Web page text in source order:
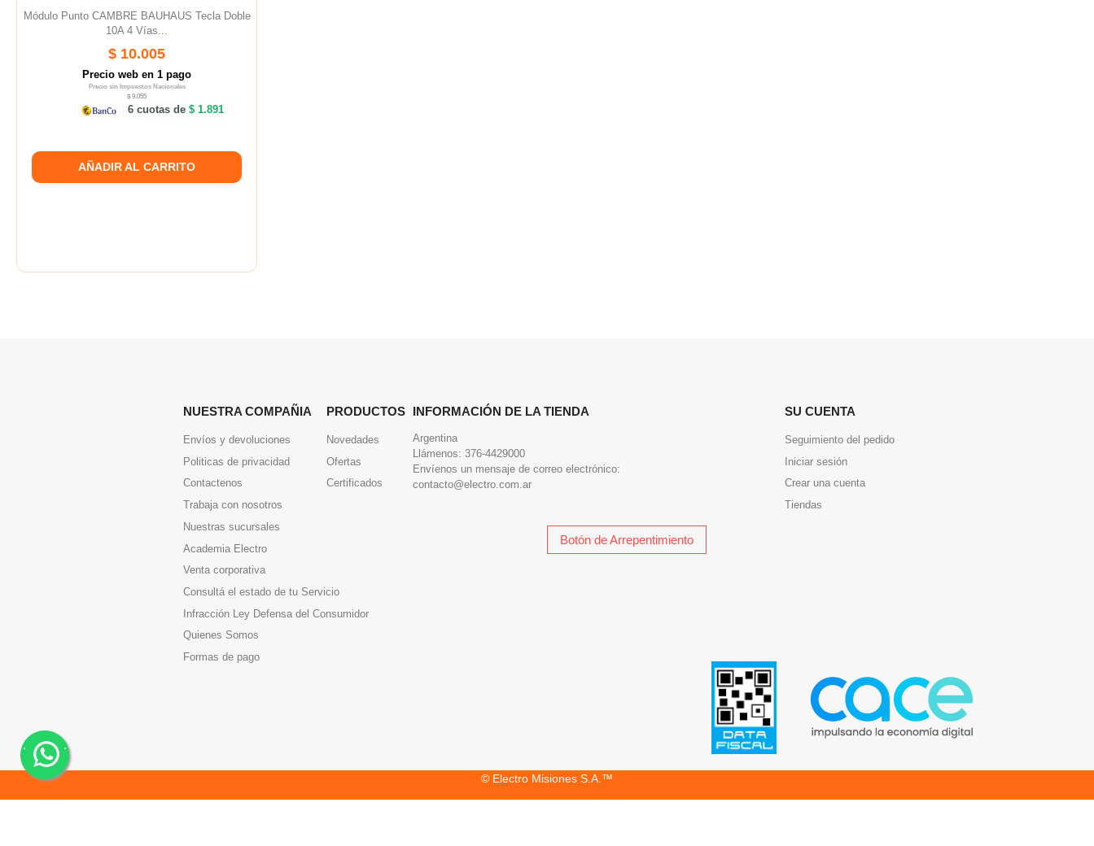
Módulo Punto CAMBRE BAUHAUS Tecla Doble
10A 4 Vías...
$ 10.005
Precio web en 1 pago
Precio sin Impuestos Nacionales
$ 9.055
6 cuotas de $ 1.891
AÑADIR AL CARRITO
NUESTRA COMPAÑIA
Envíos y devoluciones
Politicas de privacidad
Contactenos
Trabaja con nosotros
Nuestras sucursales
Academia Electro
Venta corporativa
Consultá el estado de tu Servicio
Infracción Ley Defensa del Consumidor
Quienes Somos
Formas de pago
PRODUCTOS
Novedades
Ofertas
Certificados
INFORMACIÓN DE LA TIENDA
Argentina
Llámenos: 376-4429000
Envíenos un mensaje de correo electrónico:
contacto@electro.com.ar
SU CUENTA
Seguimiento del pedido
Iniciar sesión
Crear una cuenta
Tiendas
Botón de Arrepentimiento
© Electro Misiones S.A.™
. .